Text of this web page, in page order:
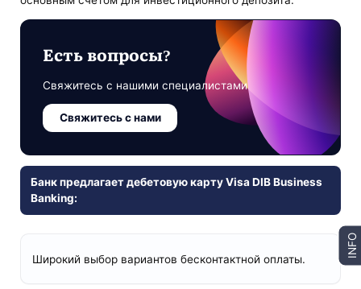
Есть вопросы?
Свяжитесь с нашими специалистами
Свяжитесь с нами
Банк предлагает дебетовую карту Visa DIB Business
Banking:
Широкий выбор вариантов бесконтактной оплаты.
INFO